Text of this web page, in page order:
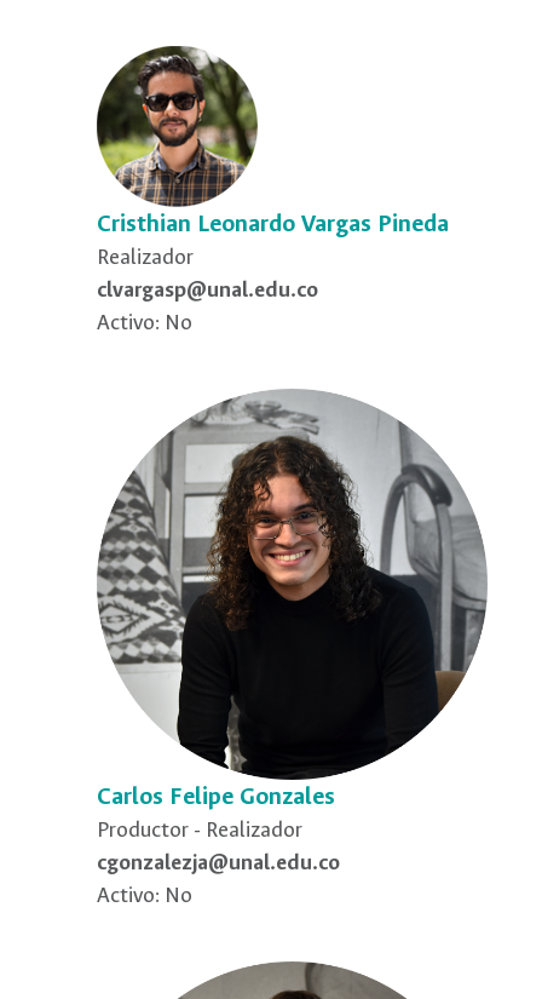
Cristhian Leonardo Vargas Pineda
Realizador
clvargasp@unal.edu.co
Activo: No
Carlos Felipe Gonzales
Productor - Realizador
cgonzalezja@unal.edu.co
Activo: No